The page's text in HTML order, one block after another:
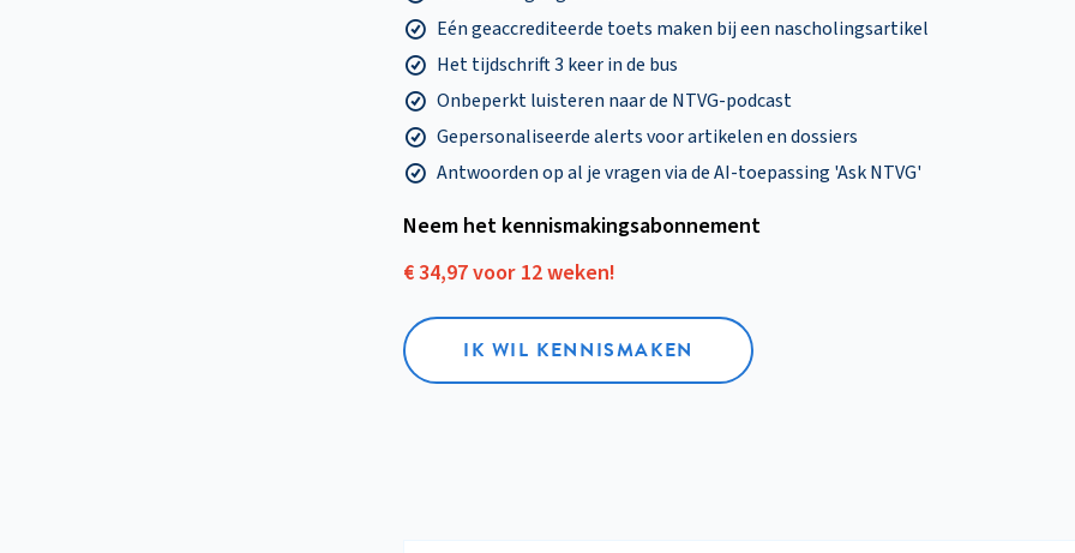
Eén geaccrediteerde toets maken bij een nascholingsartikel
Het tijdschrift 3 keer in de bus
Onbeperkt luisteren naar de NTVG-podcast
Gepersonaliseerde alerts voor artikelen en dossiers
Antwoorden op al je vragen via de AI-toepassing 'Ask NTVG'
Neem het kennismakings­abonnement
€ 34,97 voor 12 weken!
IK WIL KENNISMAKEN